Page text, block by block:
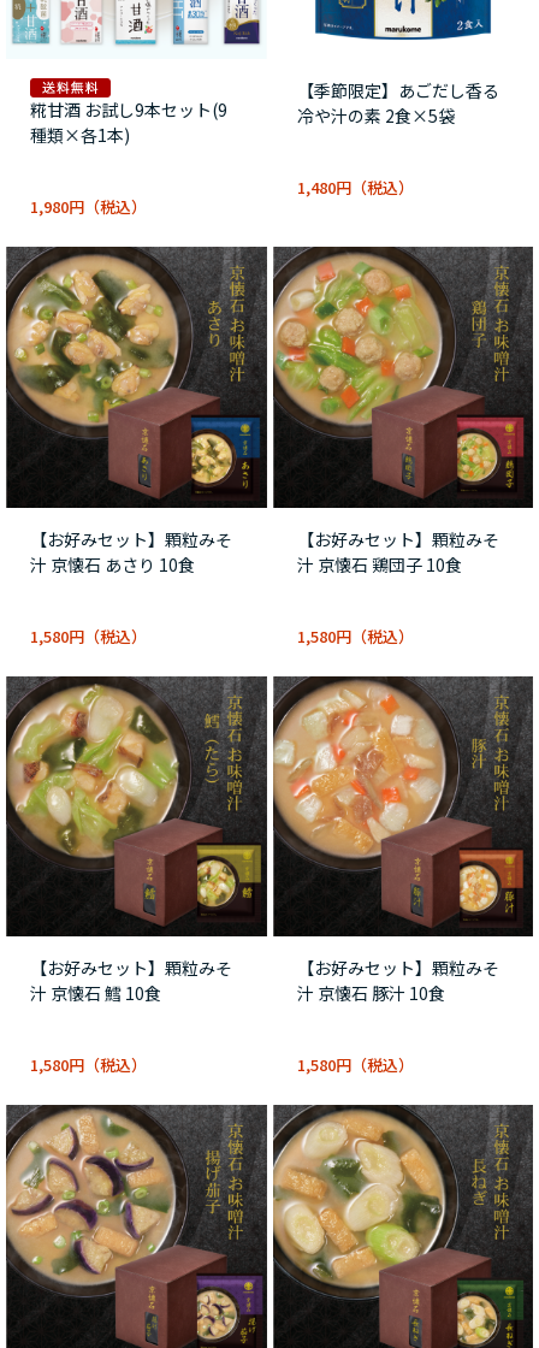
糀甘酒 お試し9本セット(9
種類×各1本)
1,980円
【季節限定】あごだし香る
冷や汁の素 2食×5袋
1,480円
【お好みセット】顆粒みそ
汁 京懐石 あさり 10食
1,580円
【お好みセット】顆粒みそ
汁 京懐石 鶏団子 10食
1,580円
【お好みセット】顆粒みそ
汁 京懐石 鱈 10食
1,580円
【お好みセット】顆粒みそ
汁 京懐石 豚汁 10食
1,580円